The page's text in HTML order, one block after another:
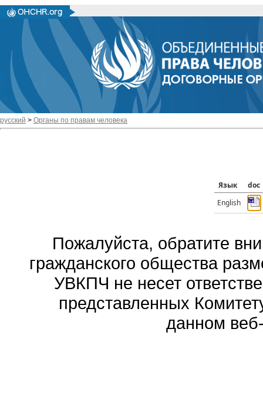
русский > Органы по правам человека
Язык
doc
English
Пожалуйста, обратите
гражданского общества
УВКПЧ не несет
представленных
данном